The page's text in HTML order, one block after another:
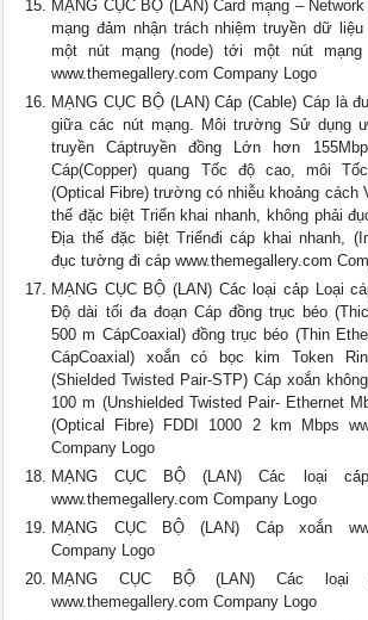
MẠNG CỤC BỘ (LAN) Card mạ̣ng –
mạng đảm nhận trách nhiệm truyền dữ
một nút mạng (node) tới một nút mạng
www.themegallery.com Company Logo
MẠNG CỤC BỘ (LAN) Cá́p (Cable) Cáp là
giữa các nút mạng. Môi trường Sử dụng
truyền Cáptruyền đồng Lớn hơn
Cáp(Copper) quang Tốc độ cao, môi
(Optical Fibre) trường có nhiễu khoảng cách
thế đặc biệt Triển khai nhanh, không phải
Địa thế đặc biệt Triểnđi cáp khai nhanh,
đục tường đi cáp www.themegallery.com
MẠNG CỤC BỘ (LAN) Cá́c loại cá́p Loại
Độ dài tối đa đoạn Cáp đồng trục béo
500 m CápCoaxial) đồng trục béo (Thin
CápCoaxial) xoắn có bọc kim Token
(Shielded Twisted Pair-STP) Cáp xoắn
100 m (Unshielded Twisted Pair- Ethernet
(Optical Fibre) FDDI 1000 2 km Mbps
Company Logo
MẠNG CỤC BỘ (LAN) Cá́c loại
www.themegallery.com Company Logo
MẠNG CỤC BỘ (LAN) Cáp xoắn
Company Logo
MẠNG CỤC BỘ (LAN) Cá́c loại
www.themegallery.com Company Logo